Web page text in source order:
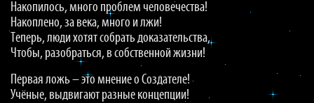
Накопилось, много проблем человечества!
Накоплено, за века, много и лжи!
Теперь, люди хотят собрать доказательства,
Чтобы, разобраться, в собственной жизни!
Первая ложь – это мнение о Создателе!
Учёные, выдвигают разные концепции!